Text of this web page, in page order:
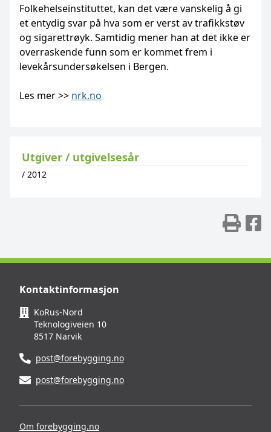
Folkehelseinstituttet, kan det være vanskelig å gi
et entydig svar på hva som er verst av trafikkstøv
og sigarettrøyk. Samtidig mener han at det ikke er
overraskende funn som er kommet frem i
levekårsundersøkelsen i Bergen.
Les mer >> nrk.no
Utgiver / utgivelsesår
/ 2012
Kontaktinformasjon
KoRus-Nord
Teknologiveien 10
8517 Narvik
post@forebygging.no
post@forebygging.no
Om forebygging.no